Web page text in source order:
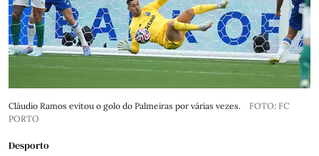
Cláudio Ramos evitou o golo do Palmeiras por várias vezes.
FOTO: FC
PORTO
Desporto